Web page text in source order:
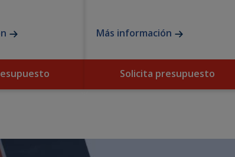
Más información
Solicita presupuesto